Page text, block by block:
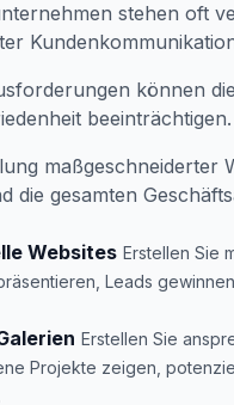
stehen oft
können
beeinträchtigen.
maßgeschneiderter
die gesamten
Websites Erstellen Sie
Leads
Erstellen Sie
Projekte zeigen,